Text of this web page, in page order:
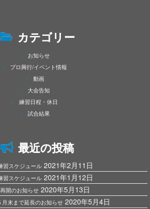
カテゴリー
お知らせ
プロ興行/イベント情報
動画
大会告知
練習日程・休日
試合結果
最近の投稿
習スケジュール 2021年2月11日
習スケジュール 2021年1月12日
開のお知らせ 2020年5月13日
月末まで延長のお知らせ 2020年5月4日